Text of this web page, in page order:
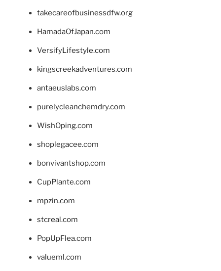
takecareofbusinessdfw.org
HamadaOfJapan.com
VersifyLifestyle.com
kingscreekadventures.com
antaeuslabs.com
purelycleanchemdry.com
WishOping.com
shoplegacee.com
bonvivantshop.com
CupPlante.com
mpzin.com
stcreal.com
PopUpFlea.com
valueml.com